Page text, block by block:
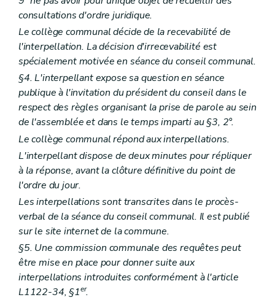
Art. L2212-43
Art. L2212-44
Art. L2212-45
Sous-section 2 Réunions et délibérations du collège provincial
Art. L2212-46
Sous-section 3 Attributions du collège provincial
Art. L2212-47
Art. L2212-48
Art. L2212-49
Art. L2212-50
Section 4 Le gouverneur
Art. L2212-51
Art. L2212-52
Art. L2212-53
Art. L2212-54
Sous-section première Le greffier
Art. L2212-56
Art. L2212-57
Art. L2212-59
Art. L2212-60
Art. L2212-61
Sous-section 2
consultations d'ordre juridique.
Le collège communal décide de la recevabilité de
l'interpellation. La décision d'irrecevabilité est
spécialement motivée en séance du conseil communal.
§4. L'interpellant expose sa question en séance
publique à l'invitation du président du conseil dans le
respect des règles organisant la prise de parole au sein
de l'assemblée et dans le temps imparti au §3, 2°.
Le collège communal répond aux interpellations.
L'interpellant dispose de deux minutes pour répliquer
à la réponse, avant la clôture définitive du point de
l'ordre du jour.
Les interpellations sont transcrites dans le procès-
verbal de la séance du conseil communal. Il est publié
sur le site internet de la commune.
§5. Une commission communale des requêtes peut
être mise en place pour donner suite aux
interpellations introduites conformément à l'article
L1122-34, §1er.